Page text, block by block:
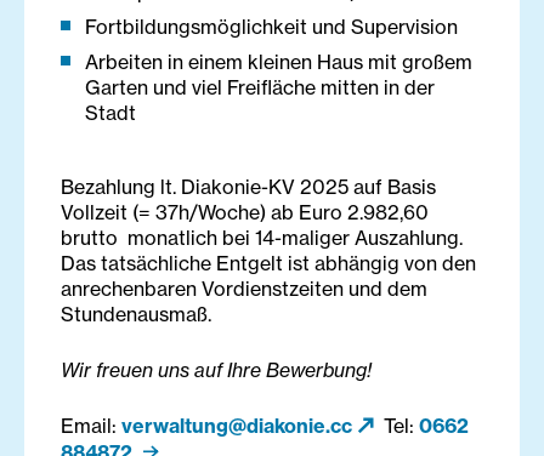
Fortbildungsmöglichkeit und Supervision
Arbeiten in einem kleinen Haus mit großem
Garten und viel Freifläche mitten in der
Stadt
Bezahlung lt. Diakonie-KV 2025 auf Basis
Vollzeit (= 37h/Woche) ab Euro 2.982,60
brutto monatlich bei 14-maliger Auszahlung.
Das tatsächliche Entgelt ist abhängig von den
anrechenbaren Vordienstzeiten und dem
Stundenausmaß.
Wir freuen uns auf Ihre Bewerbung!
Email: verwaltung@diakonie.cc Tel: 0662